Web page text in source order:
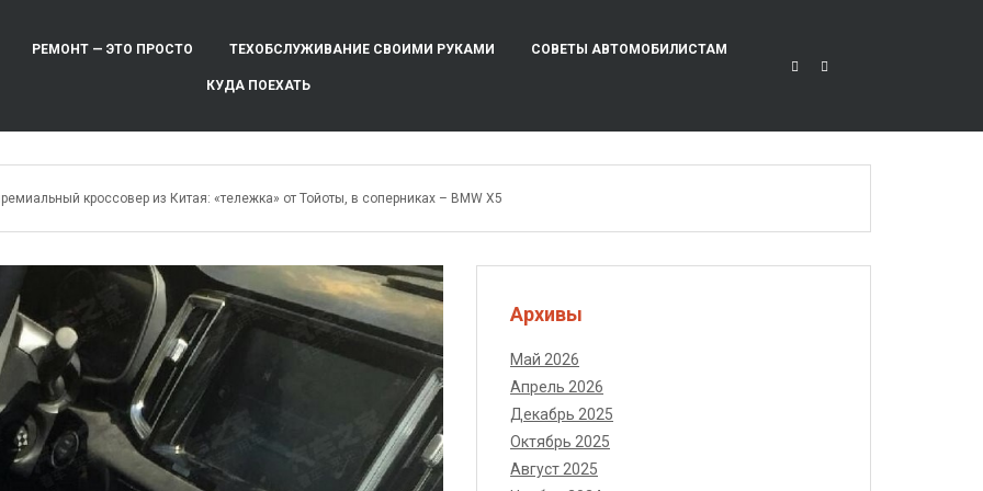
РЕМОНТ — ЭТО ПРОСТО ТЕХОБСЛУЖИВАНИЕ СВОИМИ РУКАМИ СОВЕТЫ АВТОМОБИЛИСТАМ
КУДА ПОЕХАТЬ
кроссовер из Китая: «тележка» от Тойоты, в соперниках – BMW X5
Архивы
Май 2026
Апрель 2026
Декабрь 2025
Октябрь 2025
Август 2025